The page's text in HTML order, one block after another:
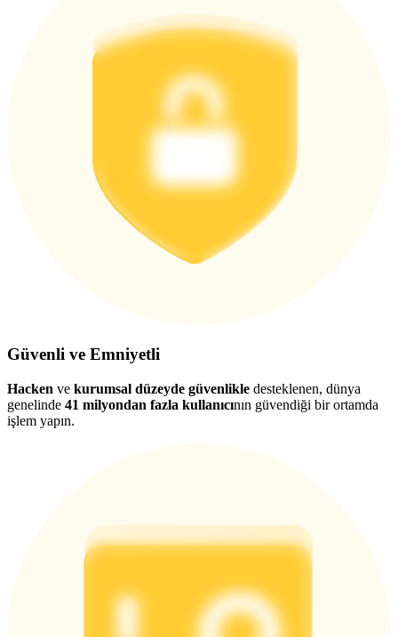
Güvenli ve Emniyetli
Hacken ve kurumsal düzeyde güvenlikle desteklenen, dünya
genelinde 41 milyondan fazla kullanıcının güvendiği bir ortamda
işlem yapın.